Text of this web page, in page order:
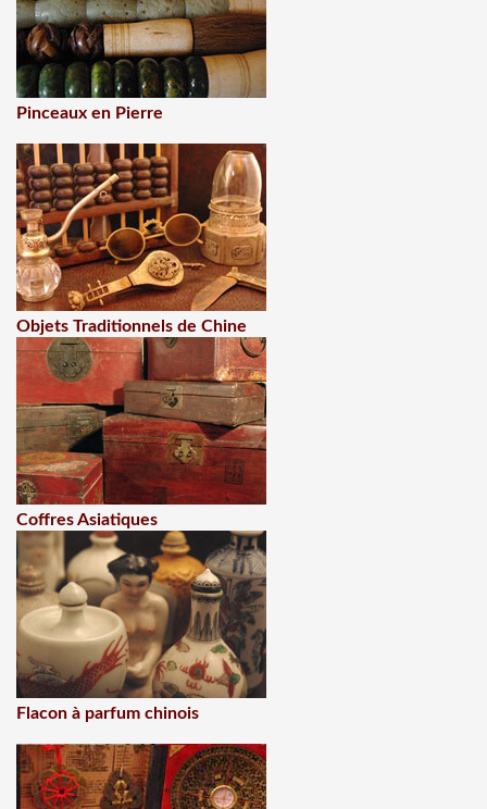
Pinceaux en Pierre
Objets Traditionnels de Chine
Coffres Asiatiques
Flacon à parfum chinois